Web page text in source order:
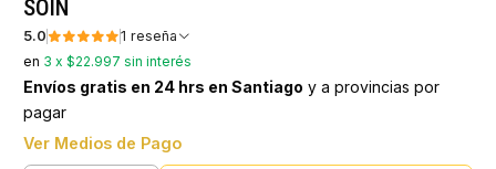
SOIN
5.0
1 reseña
en 3 x $22.997 sin interés
Envíos gratis en 24 hrs en Santiago y a provincias por
pagar
Ver Medios de Pago